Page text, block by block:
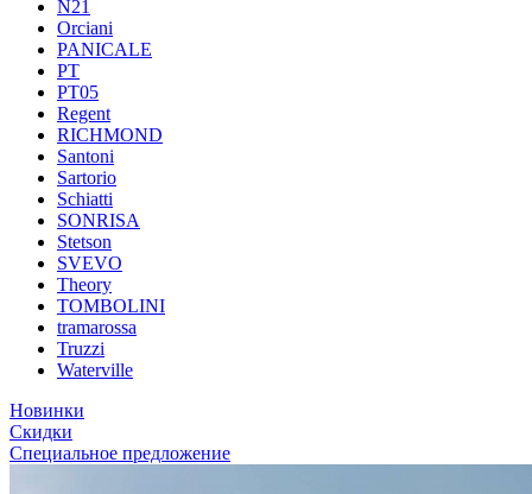
N21
Orciani
PANICALE
PT
PT05
Regent
RICHMOND
Santoni
Sartorio
Schiatti
SONRISA
Stetson
SVEVO
Theory
TOMBOLINI
tramarossa
Truzzi
Waterville
Новинки
Скидки
Специальное предложение